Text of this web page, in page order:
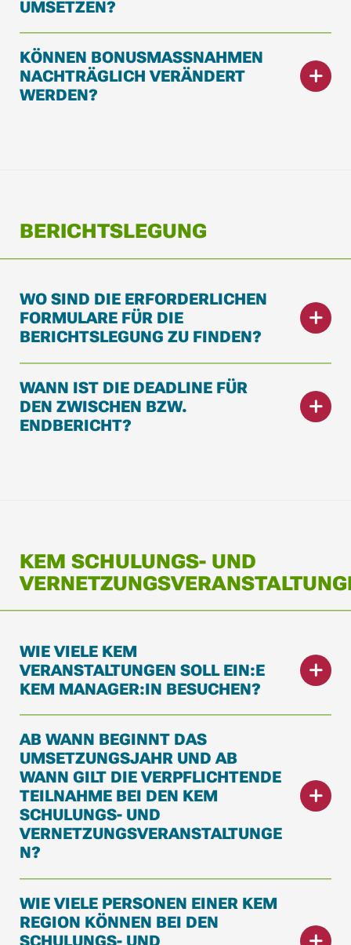
MSETZEN?
KÖNNEN BONUSMASSNAHMEN N
ACHTRÄGLICH VERÄNDERT W
ERDEN?
BERICHTSLEGUNG
WO SIND DIE ERFORDERLICHEN
FORMULARE FÜR DIE
BERICHTSLEGUNG ZU FINDEN?
WANN IST DIE DEADLINE FÜR
DEN ZWISCHEN BZW.
ENDBERICHT?
KEM SCHULUNGS- UND
WIE VIELE KEM
VERANSTALTUNGEN SOLL EIN:E
KEM MANAGER:IN BESUCHEN?
AB WANN BEGINNT DAS
UMSETZUNGSJAHR UND AB
WANN GILT DIE VERPFLICHTENDE
TEILNAHME BEI DEN KEM
SCHULUNGS- UND
VERNETZUNGSVERANSTALTUNGE
N?
WIE VIELE PERSONEN EINER KEM
REGION KÖNNEN BEI DEN
SCHULUNGS- UND